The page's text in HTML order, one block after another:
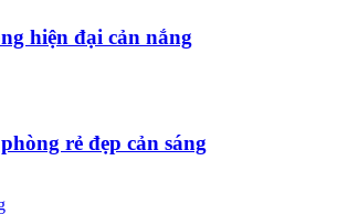
hiện đại cản nắng
rẻ đẹp cản sáng